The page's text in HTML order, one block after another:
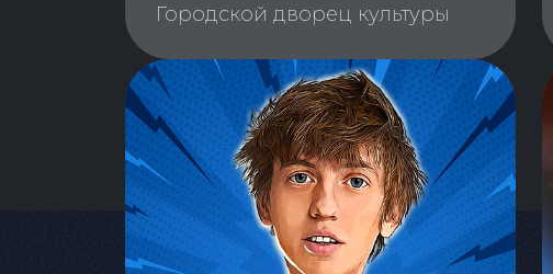
Городской дворец культуры